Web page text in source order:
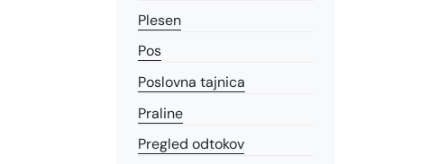
Plesen
Pos
Poslovna tajnica
Praline
Pregled odtokov